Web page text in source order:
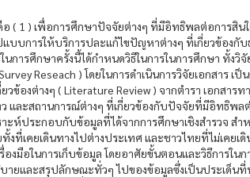
( 1 ) เพื่อการศึกษาปัจจัยต่างๆ ที่มีอิทธิพลต่อการสินใ
บบการให้บริการปละแก้ไขปัญหาต่างๆ ที่เกี่ยวข้องกับ
ารศึกษาครั้งนี้ได้กำหนดวิธีในการในการศึกษา ทั้งวิจั
Reseach ) โดยในการดำเนินการวิจัยเอกสาร เป็
องต่างๆ ( Literature Review ) จากตำรา เอกสารท
และสถานการณ์ต่างๆ ที่เกี่ยวข้องกับปัจจัยที่มีอิทธิพล
ะห์ประกอบกับข้อมูลที่ได้จากการศึกษาเชิงสำรวจ สำ
ที่เคยเดินทางไปต่างประเทศ และชาวไทยที่ไม่เคยเดิ
งมือในการเก็บข้อมูล โดยอาศัยขั้นตอนและวิธีการใน
ยและสรุปลักษณะทั่วๆ ไปของข้อมูลซึ่งเป็นประเด็นที่